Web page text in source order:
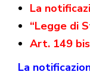
La
“Legge di
Art. 149
La